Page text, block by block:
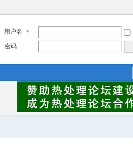
用户名
密码